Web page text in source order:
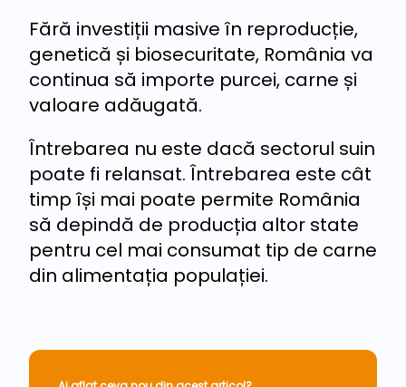
Fără investiții masive în reproducție,
genetică și biosecuritate, România va
continua să importe purcei, carne și
valoare adăugată.
Întrebarea nu este dacă sectorul suin
poate fi relansat. Întrebarea este cât
timp își mai poate permite România
să depindă de producția altor state
pentru cel mai consumat tip de carne
din alimentația populației.